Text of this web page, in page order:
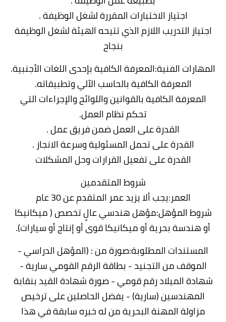
اجتياز الاختبارات المقررة لشغل الوظيفة .
اجتياز التدريب اللازم الذي تتيحه الهيئة لشغل الوظيفة
بنجاح
المهارات الفنية:المعرفة الكافية بإحدى اللغات الأجنبية.
المعرفة الكافية بالحاسب الآلي وتطبيقاته.
المعرفة الكافية بالقوانين واللوائح والإجراءات التي
تحكم نظام العمل.
القدرة على العمل ضمن فريق عمل .
القدرة على تحمل المسئولية وسرعة الانجاز .
القدرة على تفعيل القرارات وحل المشكلات
شروط المتقدمين
العمر:يجب ألا يزيد عمر المتقدم عن 30 عام
شروط المؤهل:مؤهل هندسي عالٍ تخصص ( ميكانيكا
أو هندسة بحرية أو ميكانيكا قوى أو إنتاج أو سيارات).
المستندات المطلوبة:صورة من : (المؤهل الدراسي -
الموقف من التجنيد - بطاقة الرقم القومي سارية -
شهادة الميلاد رقم قومي - صورة شهادة القيد بنقابة
المهندسين (سارية) - يفضل الحاصلين على ترخيص
مزاولة المهنة البحرية من له خبره سابقة في هذا